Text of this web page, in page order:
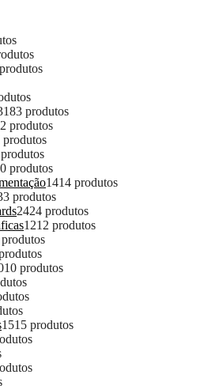
183 produtos
produtos
produtos
produtos
1414 produtos
3 produtos
2424 produtos
1212 produtos
produtos
10 produtos
1515 produtos